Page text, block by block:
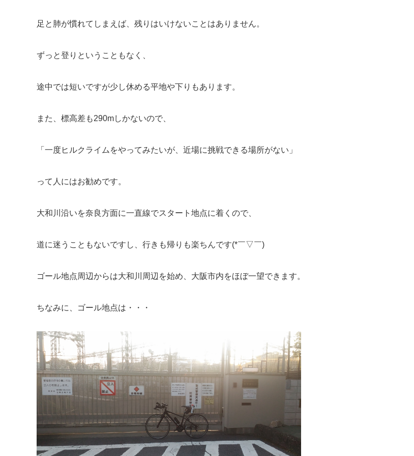
足と肺が慣れてしまえば、残りはいけないことはありません。
ずっと登りということもなく、
途中では短いですが少し休める平地や下りもあります。
また、標高差も290mしかないので、
「一度ヒルクライムをやってみたいが、近場に挑戦できる場所がない」
って人にはお勧めです。
大和川沿いを奈良方面に一直線でスタート地点に着くので、
道に迷うこともないですし、行きも帰りも楽ちんです(*￣▽￣)
ゴール地点周辺からは大和川周辺を始め、大阪市内をほぼ一望できます。
ちなみに、ゴール地点は・・・